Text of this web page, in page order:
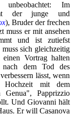
Im
der junge und
), Bruder der frechen
muss er mit ansehen
und ist zutiefst
muss sich gleichzeitig
einen Vortrag halten
nach dem Tod des
lässt, wenn
Hochzeit mit dem
Genua", Papprizzio
Und Giovanni hält
Er will Casanova